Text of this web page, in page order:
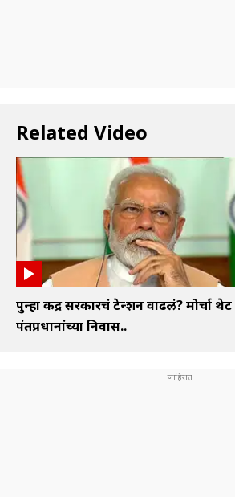
Related Video
पुन्हा केंद्र सरकारचं टेन्शन वाढलं? मोर्चा थेट
पंतप्रधानांच्या निवास..